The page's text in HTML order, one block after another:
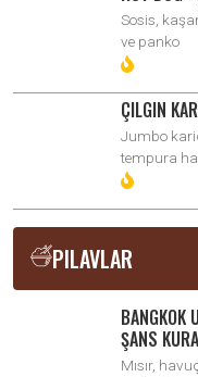
Sosis,
ve panko
ÇILGIN
Jumbo
tempura
PILAVLAR
BANGKOK
ŞANS
Mısır,